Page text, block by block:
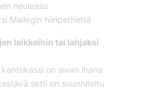
neuleasu
Mailegin hiiriperhettä
leikkeihin tai lahjaksi
on aivan ihana
setti on suunniteltu